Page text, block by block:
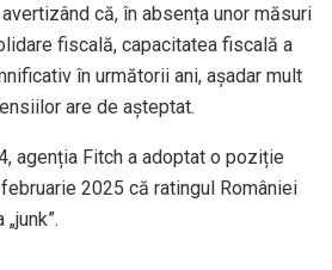
avertizând că, în absența unor măsuri
fiscală, capacitatea fiscală a
în următorii ani, așadar mult
are de așteptat.
agenția Fitch a adoptat o poziție
2025 că ratingul României